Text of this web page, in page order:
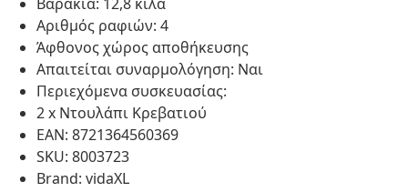
Αριθμός ραφιών: 4
Άφθονος χώρος αποθήκευσης
Απαιτείται συναρμολόγηση: Ναι
Περιεχόμενα συσκευασίας:
2 x Ντουλάπι Κρεβατιού
EAN: 8721364560369
SKU: 8003723
Brand: vidaXL